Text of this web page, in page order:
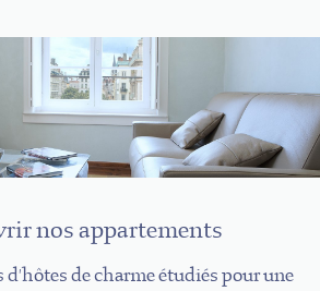
nos appartements
d'hôtes de charme étudiés pour une